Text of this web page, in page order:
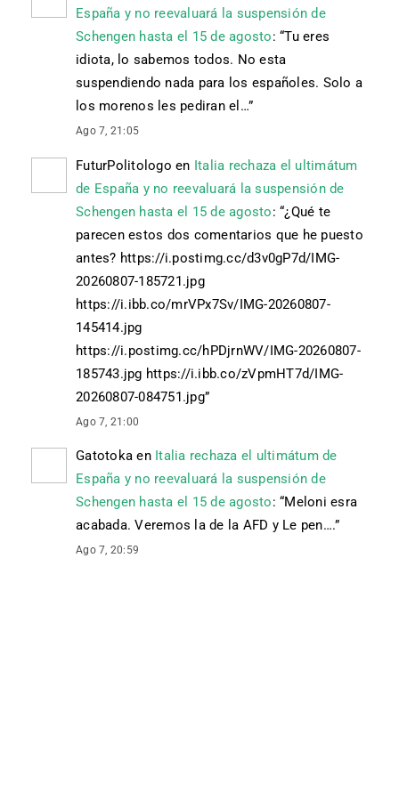
España y no reevaluará la suspensión de
Schengen hasta el 15 de agosto: “Tu eres
idiota, lo sabemos todos. No esta
suspendiendo nada para los españoles. Solo a
los morenos les pediran el…”
Ago 7, 21:05
FuturPolitologo en Italia rechaza el ultimátum
de España y no reevaluará la suspensión de
Schengen hasta el 15 de agosto: “¿Qué te
parecen estos dos comentarios que he puesto
antes? https://i.postimg.cc/d3v0gP7d/IMG-
20260807-185721.jpg
https://i.ibb.co/mrVPx7Sv/IMG-20260807-
145414.jpg
https://i.postimg.cc/hPDjrnWV/IMG-20260807-
185743.jpg https://i.ibb.co/zVpmHT7d/IMG-
20260807-084751.jpg”
Ago 7, 21:00
Gatotoka en Italia rechaza el ultimátum de
España y no reevaluará la suspensión de
Schengen hasta el 15 de agosto: “Meloni esra
acabada. Veremos la de la AFD y Le pen….”
Ago 7, 20:59